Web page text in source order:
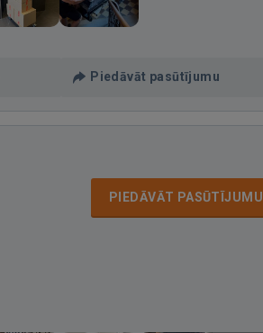
Piedāvāt pasūtījumu
PIEDĀVĀT PASŪTĪJUMU